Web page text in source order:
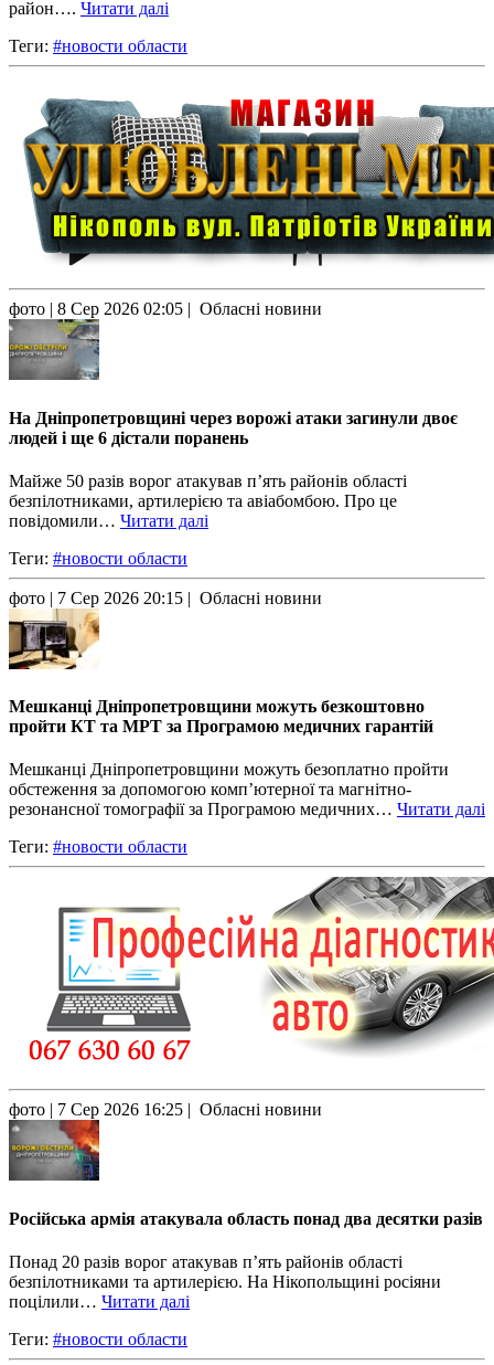
район…. Читати далі
Теги: #новости области
фото | 8 Сер 2026 02:05 | Обласні новини
На Дніпропетровщині через ворожі атаки загинули двоє
людей і ще 6 дістали поранень
Майже 50 разів ворог атакував п’ять районів області
безпілотниками, артилерією та авіабомбою. Про це
повідомили… Читати далі
Теги: #новости области
фото | 7 Сер 2026 20:15 | Обласні новини
Мешканці Дніпропетровщини можуть безкоштовно
пройти КТ та МРТ за Програмою медичних гарантій
Мешканці Дніпропетровщини можуть безоплатно пройти
обстеження за допомогою комп’ютерної та магнітно-
резонансної томографії за Програмою медичних… Читати далі
Теги: #новости области
фото | 7 Сер 2026 16:25 | Обласні новини
Російська армія атакувала область понад два десятки разів
Понад 20 разів ворог атакував п’ять районів області
безпілотниками та артилерією. На Нікопольщині росіяни
поцілили… Читати далі
Теги: #новости области